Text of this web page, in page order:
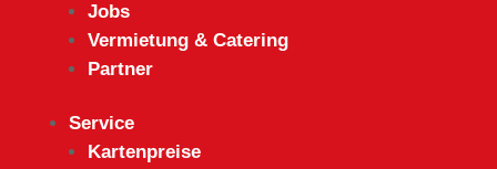
Jobs
Vermietung & Catering
Partner
Service
Kartenpreise